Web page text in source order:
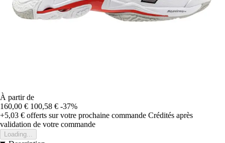
À partir de
160,00 € 100,58 € -37%
+5,03 € offerts sur votre prochaine commande Crédités après
validation de votre commande
Loading...